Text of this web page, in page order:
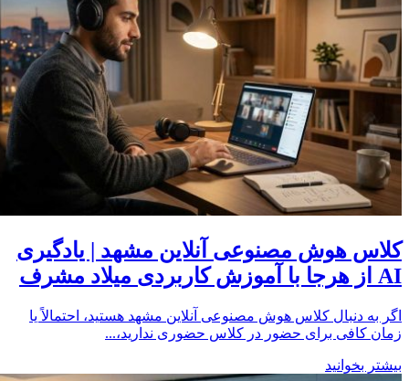
کلاس هوش مصنوعی آنلاین مشهد | یادگیری
AI از هرجا با آموزش کاربردی میلاد مشرف
اگر به دنبال کلاس هوش مصنوعی آنلاین مشهد هستید، احتمالاً یا
زمان کافی برای حضور در کلاس حضوری ندارید،...
بیشتر بخوانید